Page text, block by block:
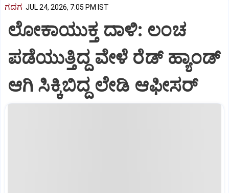
ಗದಗ JUL 24, 2026, 7:05 PM IST
ಲೋಕಾಯುಕ್ತ ದಾಳಿ: ಲಂಚ
ಪಡೆಯುತ್ತಿದ್ದ ವೇಳೆ ರೆಡ್ ಹ್ಯಾಂಡ್
ಆಗಿ ಸಿಕ್ಕಿಬಿದ್ದ ಲೇಡಿ ಆಫೀಸರ್